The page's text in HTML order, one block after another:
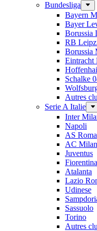
Bundesliga
Bayern
Bayer
Borussia
RB
Borussia
Eintracht
Schalke
Autres
Serie A Italie
Inter
Napoli
AS Roma
AC Milan
Juventus
Fiorentina
Atalanta
Lazio
Udinese
Sassuolo
Torino
Autres